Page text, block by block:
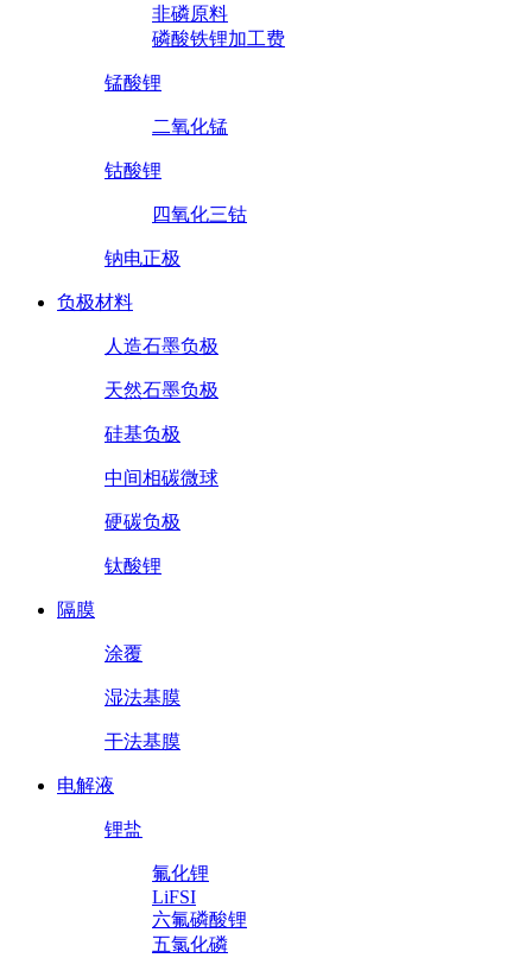
非磷原料
磷酸铁锂加工费
锰酸锂
二氧化锰
钴酸锂
四氧化三钴
钠电正极
负极材料
人造石墨负极
天然石墨负极
硅基负极
中间相碳微球
硬碳负极
钛酸锂
隔膜
涂覆
湿法基膜
干法基膜
电解液
锂盐
氟化锂
LiFSI
六氟磷酸锂
五氯化磷